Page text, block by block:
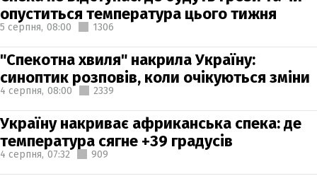
опуститься температура цього тижня
5 серпня, 08:00 1306
"Спекотна хвиля" накрила Україну:
синоптик розповів, коли очікуються зміни
4 серпня, 08:00 2339
Україну накриває африканська спека: де
температура сягне +39 градусів
4 серпня, 07:32 909